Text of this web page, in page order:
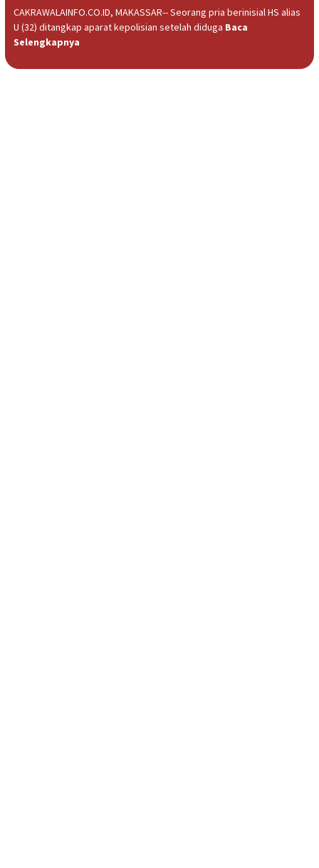
CAKRAWALAINFO.CO.ID, MAKASSAR-- Seorang pria berinisial HS alias
U (32) ditangkap aparat kepolisian setelah diduga Baca
Selengkapnya